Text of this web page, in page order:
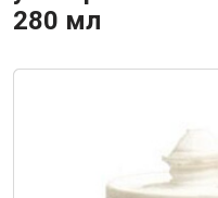
280 мл
Гидроизоляция
Кровельные